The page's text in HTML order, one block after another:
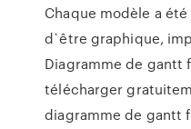
Chaque modèle a
d`être graphique,
Diagramme de gantt
télécharger
diagramme de gantt